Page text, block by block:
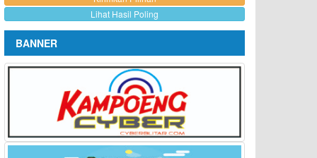
Lihat Hasil Poling
BANNER